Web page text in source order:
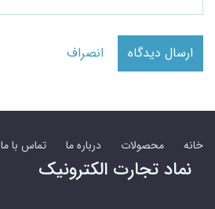
ارسال دیدگاه انصراف
خانه محصولات درباره ما تماس با ما
نماد تجارت الکترونیک